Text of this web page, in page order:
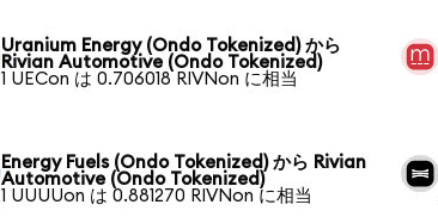
Uranium Energy (Ondo Tokenized) から
Rivian Automotive (Ondo Tokenized)
1 UECon は 0.706018 RIVNon に相当
Energy Fuels (Ondo Tokenized) から Rivian
Automotive (Ondo Tokenized)
1 UUUUon は 0.881270 RIVNon に相当